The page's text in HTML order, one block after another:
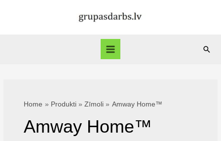
Main
Home Produkti Zīmoli Amway Home™
Amway Home™